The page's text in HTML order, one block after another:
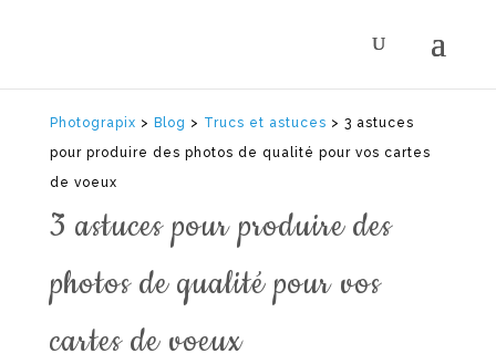
Photograpix > Blog > Trucs et astuces > 3 astuces
pour produire des photos de qualité pour vos cartes
de voeux
3 astuces pour produire des
photos de qualité pour vos
cartes de voeux